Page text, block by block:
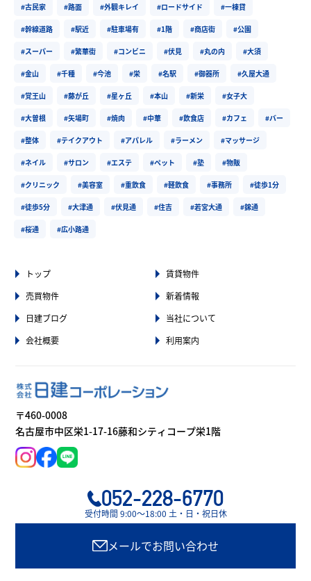
#古民家 #路面 #外観キレイ #ロードサイド #一棟貸
#幹線道路 #駅近 #駐車場有 #1階 #商店街 #公園
#スーパー #繁華街 #コンビニ #伏見 #丸の内 #大須
#金山 #千種 #今池 #栄 #名駅 #御器所 #久屋大通
#覚王山 #藤が丘 #星ヶ丘 #本山 #新栄 #女子大
#大曽根 #矢場町 #焼肉 #中華 #飲食店 #カフェ #バー
#整体 #テイクアウト #アパレル #ラーメン #マッサージ
#ネイル #サロン #エステ #ペット #塾 #物販
#クリニック #美容室 #重飲食 #軽飲食 #事務所 #徒歩1分
#徒歩5分 #大津通 #伏見通 #住吉 #若宮大通 #錦通
#桜通 #広小路通
トップ
賃貸物件
売買物件
新着情報
日建ブログ
当社について
会社概要
利用案内
〒460-0008
名古屋市中区栄1-17-16藤和シティコープ栄1階
052-228-6770
受付時間 9:00〜18:00 土・日・祝日休
メールでお問い合わせ